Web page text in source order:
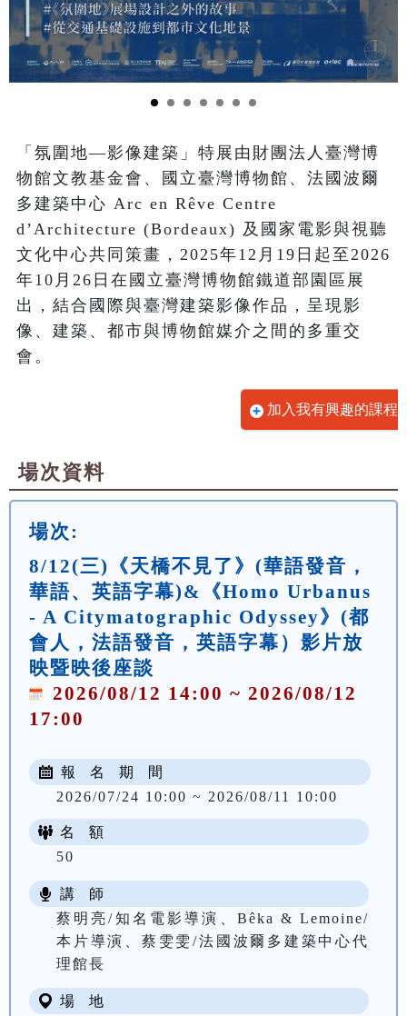
「氛圍地—影像建築」特展由財團法人臺灣博
物館文教基金會、國立臺灣博物館、法國波爾
多建築中心 Arc en Rêve Centre
d’Architecture (Bordeaux) 及國家電影與視聽
文化中心共同策畫，2025年12月19日起至2026
年10月26日在國立臺灣博物館鐵道部園區展
出，結合國際與臺灣建築影像作品，呈現影
像、建築、都市與博物館媒介之間的多重交
會。
加入我有興趣的課程
場次資料
場次:
8/12(三)《天橋不見了》(華語發音，
華語、英語字幕)&《Homo Urbanus
- A Citymatographic Odyssey》(都
會人，法語發音，英語字幕）影片放
映暨映後座談
2026/08/12 14:00 ~ 2026/08/12
17:00
報 名 期 間
2026/07/24 10:00 ~ 2026/08/11 10:00
名 額
50
講 師
蔡明亮/知名電影導演、Bêka & Lemoine/
本片導演、蔡雯雯/法國波爾多建築中心代
理館長
場 地